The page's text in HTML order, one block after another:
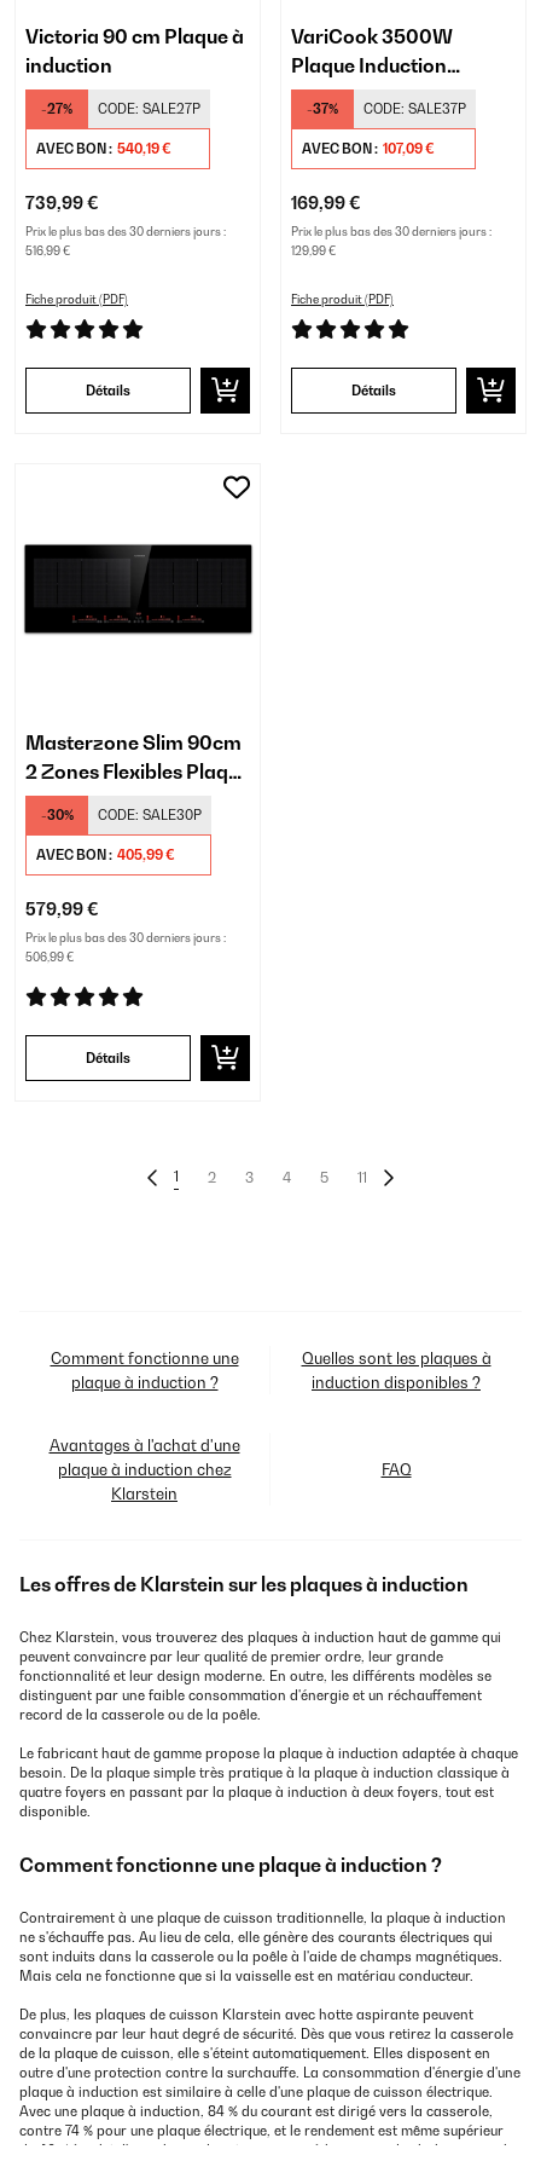
Victoria 90 cm Plaque à
induction
-27% CODE: SALE27P
AVEC BON : 540,19 €
739,99 €
Prix le plus bas des 30 derniers jours :
516,99 €
Fiche produit (PDF)
Détails
VariCook 3500W
Plaque Induction
Portable 2 Feux Noir
-37% CODE: SALE37P
AVEC BON : 107,09 €
169,99 €
Prix le plus bas des 30 derniers jours :
129,99 €
Fiche produit (PDF)
Détails
Masterzone Slim 90cm
2 Zones Flexibles Plaque
à Induction 4 Feux Noir
-30% CODE: SALE30P
AVEC BON : 405,99 €
579,99 €
Prix le plus bas des 30 derniers jours :
506,99 €
Détails
1 2 3 4 5 11
Comment fonctionne une
plaque à induction ?
Quelles sont les plaques à
induction disponibles ?
Avantages à l'achat d'une
plaque à induction chez
Klarstein
FAQ
Les offres de Klarstein sur les plaques à induction
Chez Klarstein, vous trouverez des plaques à induction haut de gamme qui
peuvent convaincre par leur qualité de premier ordre, leur grande
fonctionnalité et leur design moderne. En outre, les différents modèles se
distinguent par une faible consommation d'énergie et un réchauffement
record de la casserole ou de la poêle.
Le fabricant haut de gamme propose la plaque à induction adaptée à chaque
besoin. De la plaque simple très pratique à la plaque à induction classique à
quatre foyers en passant par la plaque à induction à deux foyers, tout est
disponible.
Comment fonctionne une plaque à induction ?
Contrairement à une plaque de cuisson traditionnelle, la plaque à induction
ne s'échauffe pas. Au lieu de cela, elle génère des courants électriques qui
sont induits dans la casserole ou la poêle à l'aide de champs magnétiques.
Mais cela ne fonctionne que si la vaisselle est en matériau conducteur.
De plus, les plaques de cuisson Klarstein avec hotte aspirante peuvent
convaincre par leur haut degré de sécurité. Dès que vous retirez la casserole
de la plaque de cuisson, elle s'éteint automatiquement. Elles disposent en
outre d'une protection contre la surchauffe. La consommation d'énergie d'une
plaque à induction est similaire à celle d'une plaque de cuisson électrique.
Avec une plaque à induction, 84 % du courant est dirigé vers la casserole,
contre 74 % pour une plaque électrique, et le rendement est même supérieur
de 40 % à celui d'une plaque de cuisson gaz, où les pertes de chaleur sont plus